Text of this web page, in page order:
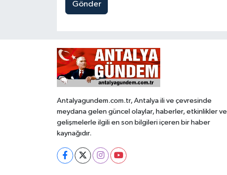
Gönder
Antalyagundem.com.tr, Antalya ili ve çevresinde
meydana gelen güncel olaylar, haberler, etkinlikler ve
gelişmelerle ilgili en son bilgileri içeren bir haber
kaynağıdır.